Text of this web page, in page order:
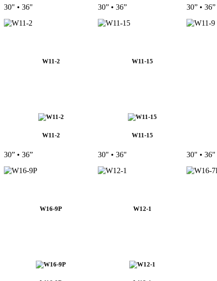
30" • 36" 30” • 36” 30” • 36”
W11-2
W11-2
30” • 36”
W11-15
W11-15
30" • 36" 30" • 36"
W16-9P W12-1